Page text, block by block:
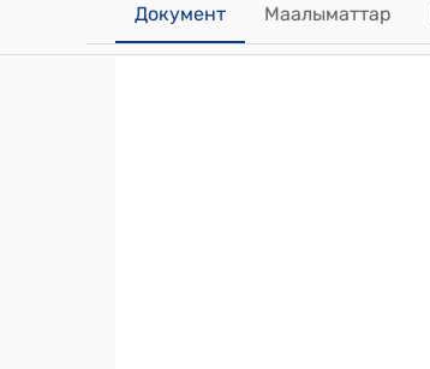
Документ Маалыматтар